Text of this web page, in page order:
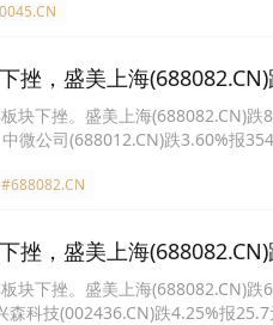
挫，盛美上海
块下挫。盛美上海(688082.CN)
微公司(688012.CN)跌3.60%报
#688082.CN
挫，盛美上海
块下挫。盛美上海(688082.CN)
科技(002436.CN)跌4.25%报